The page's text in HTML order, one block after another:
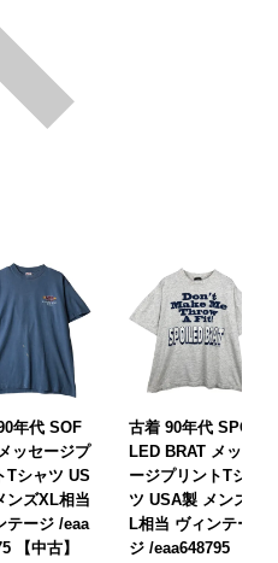
年代 SOF
ッセージプ
Tシャツ US
ンズXL相当
テージ /eaa
【中古】
古着 90年代 SPOI
LED BRAT メッセ
ージプリントTシャ
ツ USA製 メンズX
L相当 ヴィンテー
ジ /eaa648795